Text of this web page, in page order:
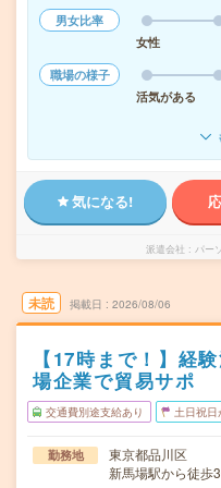
男女比率
女性
職場の様子
活気がある
気になる!
派遣会社 パー
未読 掲載日 2026/08/06
【17時まで！】経
場企業で貿易サポ
交通費別途支給あり 土日祝日
勤務地
東京都品川区
新馬場駅から徒歩